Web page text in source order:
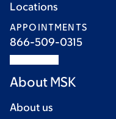
Locations
APPOINTMENTS
866-509-0315
About MSK
About us